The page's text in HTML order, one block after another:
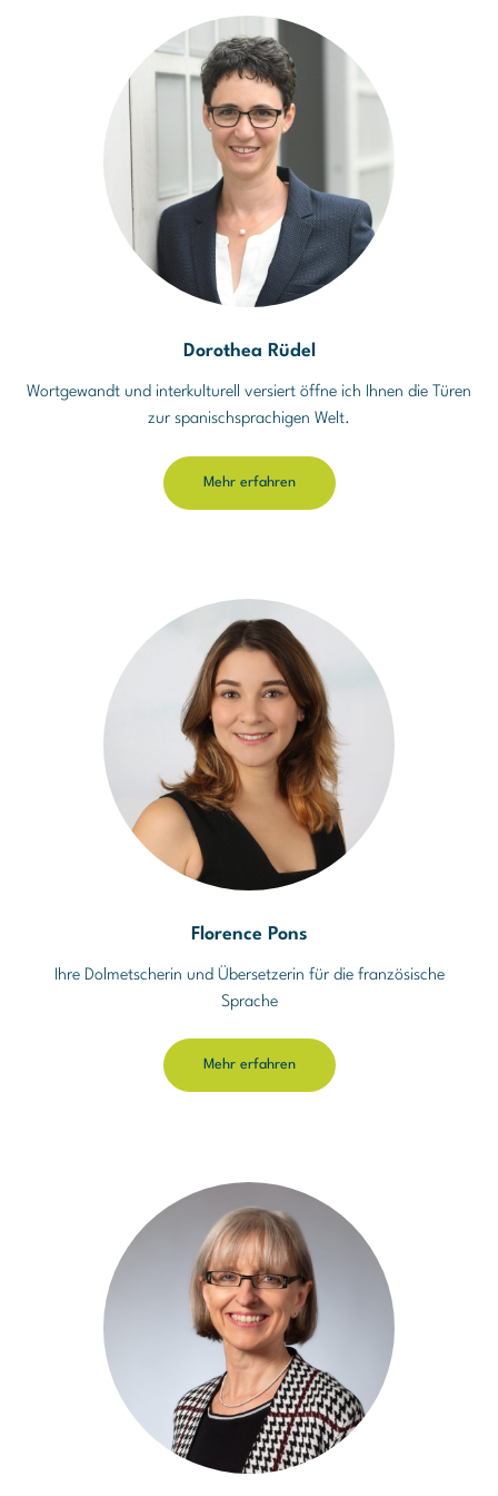
Dorothea Rüdel
Wortgewandt und interkulturell versiert öffne ich Ihnen die Türen
zur spanischsprachigen Welt.
Mehr erfahren
Florence Pons
Ihre Dolmetscherin und Übersetzerin für die französische
Sprache
Mehr erfahren